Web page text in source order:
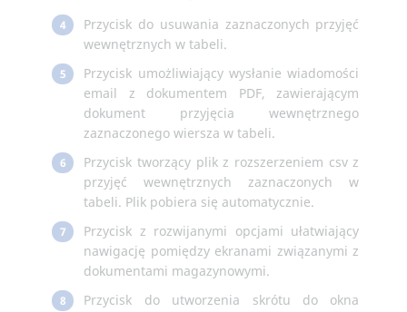
4
Przycisk do usuwania zaznaczonych przyjęć
wewnętrznych w tabeli.
5
Przycisk umożliwiający wysłanie wiadomości
email z dokumentem PDF, zawierającym
dokument przyjęcia wewnętrznego
zaznaczonego wiersza w tabeli.
6
Przycisk tworzący plik z rozszerzeniem csv z
przyjęć wewnętrznych zaznaczonych w
tabeli. Plik pobiera się automatycznie.
7
Przycisk z rozwijanymi opcjami ułatwiający
nawigację pomiędzy ekranami związanymi z
dokumentami magazynowymi.
8
Przycisk do utworzenia skrótu do okna